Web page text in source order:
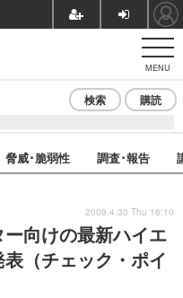
MENU
検索 購読
脅威･脆弱性 調査･報告
向けの最新ハイエ
（チェック・ポイ
2009.4.30 Thu 16:10